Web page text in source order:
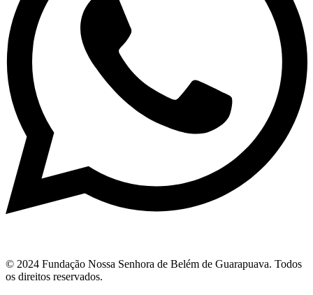
© 2024 Fundação Nossa Senhora de Belém de Guarapuava. Todos
os direitos reservados.